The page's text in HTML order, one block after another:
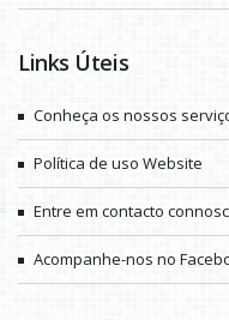
Links Úteis
Conheça os nossos
Política de uso Website
Entre em contacto
Acompanhe-nos no